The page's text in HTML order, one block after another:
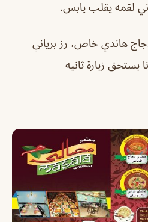
لقمه يقلب يابس.
هاندي خاص، رز برياني
زيارة ثانيه